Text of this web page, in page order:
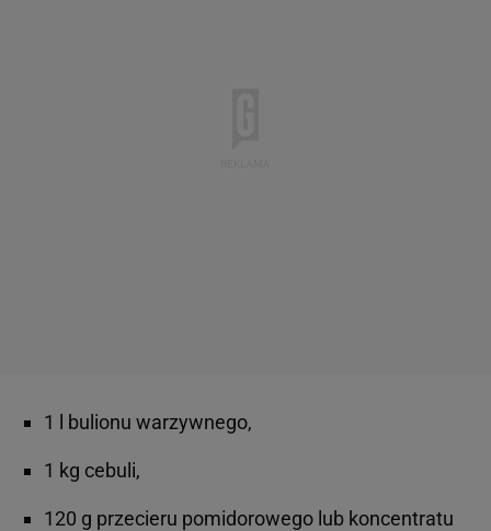
1 l bulionu warzywnego,
1 kg cebuli,
120 g przecieru pomidorowego lub koncentratu